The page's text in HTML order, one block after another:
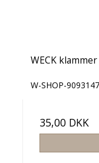
WECK
W-SHOP-
35,00 DKK